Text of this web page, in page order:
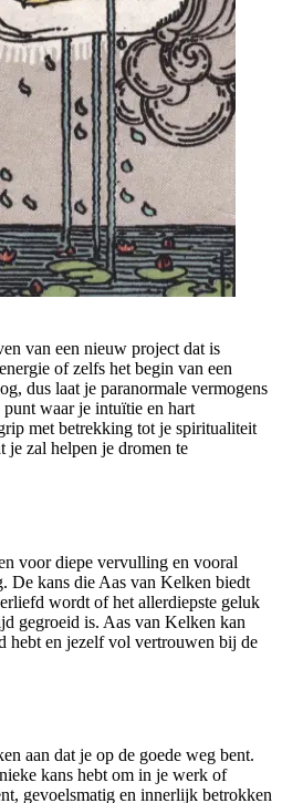
van een nieuw project dat is
of zelfs het begin van een
dus laat je paranormale vermogens
waar je intuïtie en hart
met betrekking tot je spiritualiteit
je zal helpen je dromen te
voor diepe vervulling en vooral
De kans die Aas van Kelken biedt
wordt of het allerdiepste geluk
gegroeid is. Aas van Kelken kan
hebt en jezelf vol vertrouwen bij de
aan dat je op de goede weg bent.
kans hebt om in je werk of
gevoelsmatig en innerlijk betrokken